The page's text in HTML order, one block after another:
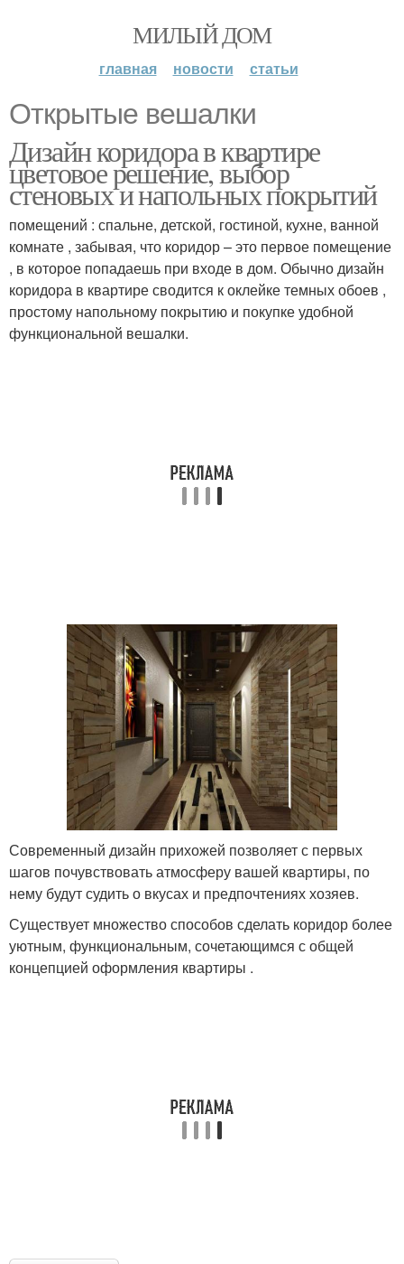
МИЛЫЙ ДОМ
главная новости статьи
Открытые вешалки
Дизайн коридора в квартире
цветовое решение, выбор
стеновых и напольных покрытий
помещений : спальне, детской, гостиной, кухне, ванной
комнате , забывая, что коридор – это первое помещение
, в которое попадаешь при входе в дом. Обычно дизайн
коридора в квартире сводится к оклейке темных обоев ,
простому напольному покрытию и покупке удобной
функциональной вешалки.
Современный дизайн прихожей позволяет с первых
шагов почувствовать атмосферу вашей квартиры, по
нему будут судить о вкусах и предпочтениях хозяев.
Существует множество способов сделать коридор более
уютным, функциональным, сочетающимся с общей
концепцией оформления квартиры .